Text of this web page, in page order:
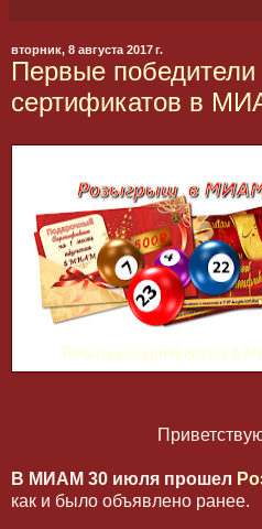
вторник, 8 августа 2017 г.
Первые
сертификатов в
Розыгрыш сертификатов в
В МИАМ 30 июля прошел
как и было объявлено ранее.